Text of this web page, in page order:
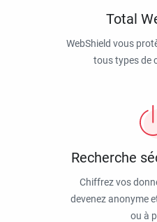
Total
WebShield vous
tous types de
Recherche
Chiffrez vos
devenez anonyme
ou à